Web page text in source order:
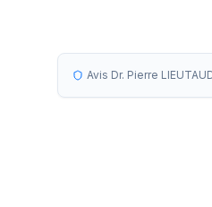
Avis Dr. Pierre